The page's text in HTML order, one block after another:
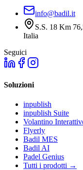
info@badil.it
S.S. 18 Km
Italia
Seguici
Soluzioni
inpublish
inpublish Suite
Volantino
Flyerly
Badil MES
Badil AI
Padel Genius
Tutti i prodotti →